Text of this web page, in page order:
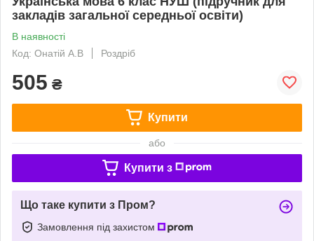
закладів загальної середньої освіти)
В наявності
Код: Онатій А.В
Роздріб
505 ₴
Купити
або
Купити з
Що таке купити з Пром?
Замовлення під захистом